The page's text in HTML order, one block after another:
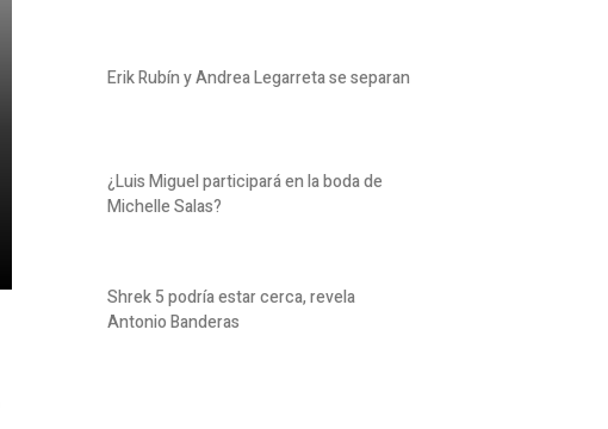
Erik Rubín y Andrea Legarreta se separan
¿Luis Miguel participará en la boda de
Michelle Salas?
Shrek 5 podría estar cerca, revela
Antonio Banderas